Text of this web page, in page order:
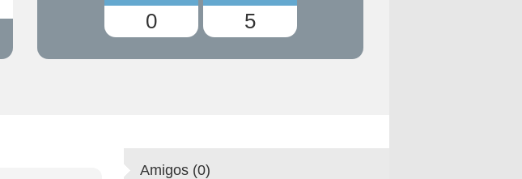
0 5
Amigos (0)